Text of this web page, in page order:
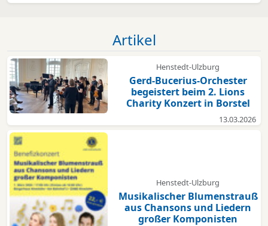
Artikel
Henstedt-Ulzburg
Gerd-Bucerius-Orchester
begeistert beim 2. Lions
Charity Konzert in Borstel
13.03.2026
Henstedt-Ulzburg
Musikalischer Blumenstrauß
aus Chansons und Liedern
großer Komponisten